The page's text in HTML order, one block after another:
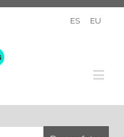
ES EU